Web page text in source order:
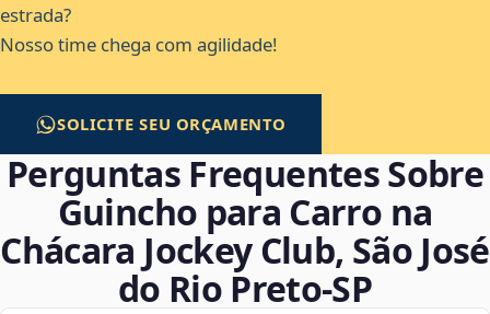
estrada?
Nosso time chega com agilidade!
SOLICITE SEU ORÇAMENTO
Perguntas Frequentes Sobre
Guincho para Carro na
Chácara Jockey Club, São José
do Rio Preto‑SP